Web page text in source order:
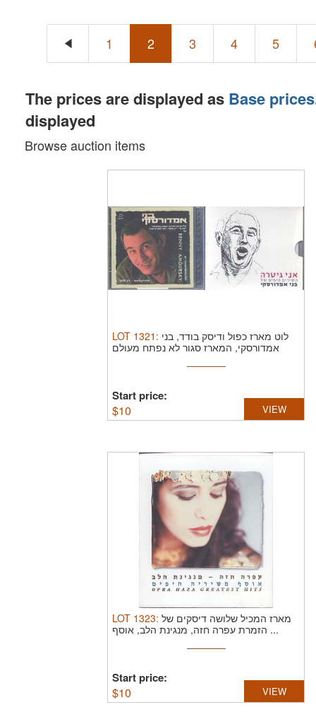
1 2 3 4 5
The prices are displayed as Base prices
displayed
Browse auction items
LOT 1321 : לוט מארז כפול ודיסק בודד, בני
אמדורסקי, המארז סגור לא נפתח מעולם
Start price:
$10 VIEW
LOT 1323: מארז המכיל שלושה דיסקים של
הזמרת עפרה חזה, מנגינת הלב, אוסף ...
Start price:
$10 VIEW